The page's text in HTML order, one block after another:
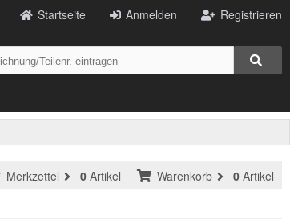
Registrieren
Anmelden
Startseite
Warenkorb 0 Artikel
Merkzettel 0 Artikel